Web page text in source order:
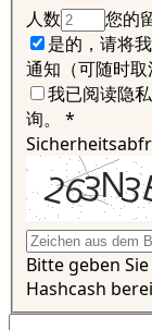
人数
您的
是的，请将
通知（可随时取
我已阅读隐
询。
*
Bitte geben
Hashcash